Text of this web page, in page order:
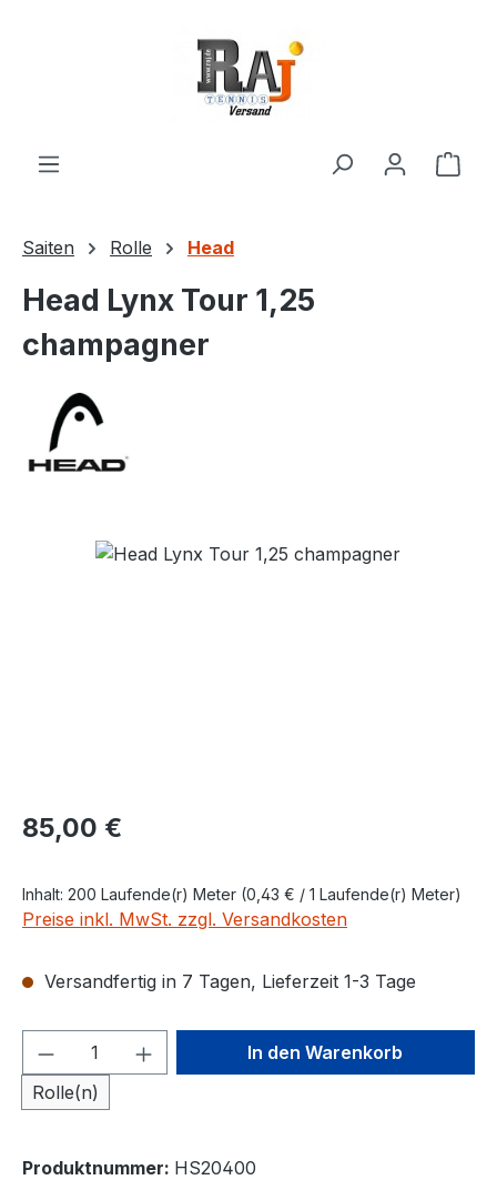
Saiten Rolle Head
Head Lynx Tour 1,25
champagner
Bildergalerie überspringen
Regulärer Preis:
85,00 €
Inhalt: 200 Laufende(r) Meter (0,43 € / 1 Laufende(r) Meter)
Preise inkl. MwSt. zzgl. Versandkosten
Versandfertig in 7 Tagen, Lieferzeit 1-3 Tage
Produkt Anzahl: Gib den
Rolle(n)
In den Warenkorb
Produktnummer: HS20400